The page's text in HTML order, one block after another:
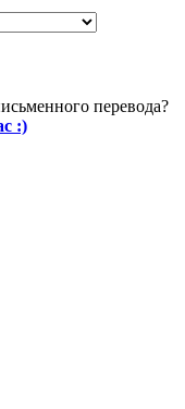
перевода?
:)